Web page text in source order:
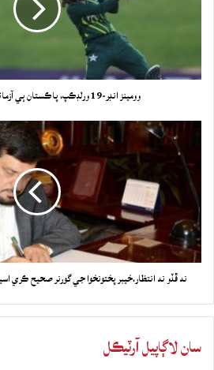
وومينز انڊر-19 ورلڊڪپ، پاڪستان ٻي آزمائش ۾ ناڪام ٿي ويو
نه ڦڏو نه انتظار،خيبر پختونخوا جي گورنر صحيح ڪري
سان لاڳاپيل آرٽيڪل